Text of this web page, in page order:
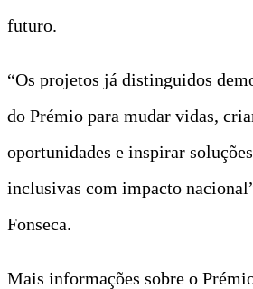
futuro.
“Os projetos já distinguidos
do Prémio para mudar vidas,
oportunidades e inspirar
inclusivas com impacto
Fonseca.
Mais informações sobre o